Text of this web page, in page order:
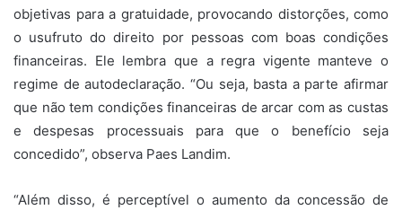
objetivas para a gratuidade, provocando distorções, como
o usufruto do direito por pessoas com boas condições
financeiras. Ele lembra que a regra vigente manteve o
regime de autodeclaração. “Ou seja, basta a parte afirmar
que não tem condições financeiras de arcar com as custas
e despesas processuais para que o benefício seja
concedido”, observa Paes Landim.
“Além disso, é perceptível o aumento da concessão de